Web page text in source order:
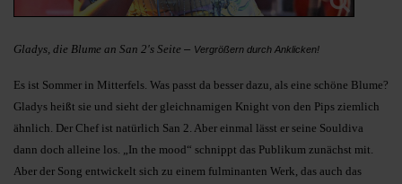
Gladys, die Blume an San 2's Seite – Vergrößern durch Anklicken!
Es ist Sommer in Mitterfels. Was passt da besser dazu, als eine schöne Blume?
Gladys heißt sie und sieht der gleichnamigen Knight von den Pips ziemlich
ähnlich. Der Chef ist natürlich San 2. Aber einmal lässt er seine Souldiva
dann doch alleine los. „In the mood“ schnippt das Publikum zunächst mit.
Aber der Song entwickelt sich zu einem fulminanten Werk, das auch das